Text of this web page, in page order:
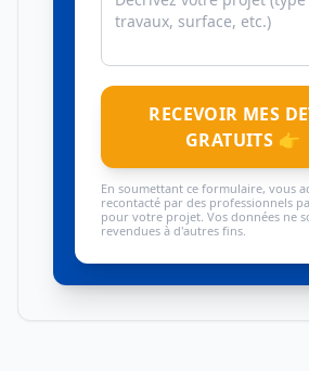
RECEVOIR MES
GRATUITS 👉
En soumettant ce formulaire, vous
recontacté par des professionnels
pour votre projet. Vos données ne
revendues à d'autres fins.